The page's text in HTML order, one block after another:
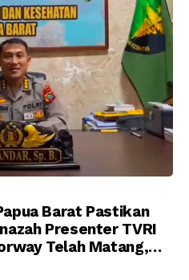
Barat Pastikan
Presenter TVRI
Telah Matang,
Kamis